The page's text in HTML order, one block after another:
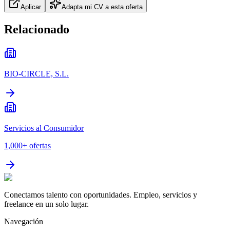
Aplicar Adapta mi CV a esta oferta
Relacionado
BIO-CIRCLE, S.L.
Servicios al Consumidor
1,000+ ofertas
Conectamos talento con oportunidades. Empleo, servicios y
freelance en un solo lugar.
Navegación